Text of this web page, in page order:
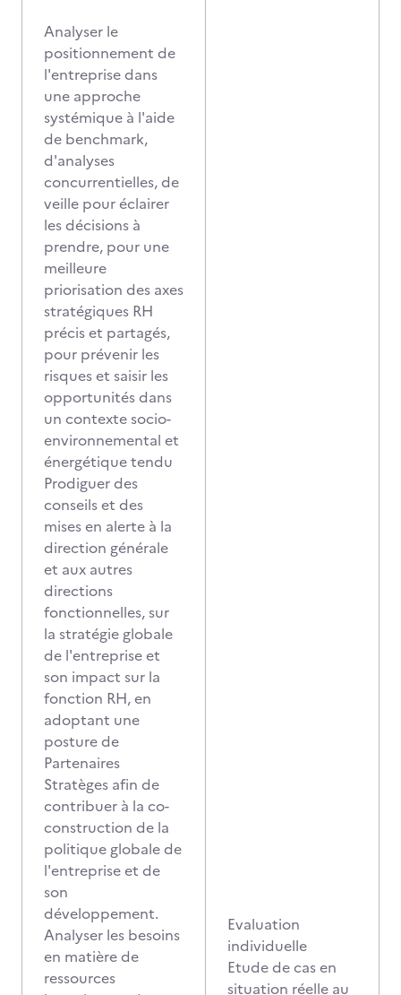
Analyser le
positionnement de
l'entreprise dans
une approche
systémique à l'aide
de benchmark,
d'analyses
concurrentielles, de
veille pour éclairer
les décisions à
prendre, pour une
meilleure
priorisation des axes
stratégiques RH
précis et partagés,
pour prévenir les
risques et saisir les
opportunités dans
un contexte socio-
environnemental et
énergétique tendu
Prodiguer des
conseils et des
mises en alerte à la
direction générale
et aux autres
directions
fonctionnelles, sur
la stratégie globale
de l'entreprise et
son impact sur la
fonction RH, en
adoptant une
posture de
Partenaires
Stratèges afin de
contribuer à la co-
construction de la
politique globale de
l'entreprise et de
son
développement.
Analyser les besoins
en matière de
ressources
Evaluation
individuelle
Etude de cas en
situation réelle au